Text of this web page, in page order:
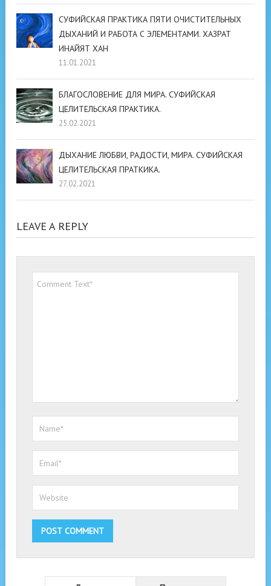
СУФИЙСКАЯ ПРАКТИКА ПЯТИ ОЧИСТИТЕЛЬНЫХ
ДЫХАНИЙ И РАБОТА С ЭЛЕМЕНТАМИ. ХАЗРАТ
ИНАЙЯТ ХАН
11.01.2021
БЛАГОСЛОВЕНИЕ ДЛЯ МИРА. СУФИЙСКАЯ
ЦЕЛИТЕЛЬСКАЯ ПРАКТИКА.
25.02.2021
ДЫХАНИЕ ЛЮБВИ, РАДОСТИ, МИРА. СУФИЙСКАЯ
ЦЕЛИТЕЛЬСКАЯ ПРАТКИКА.
27.02.2021
LEAVE A REPLY